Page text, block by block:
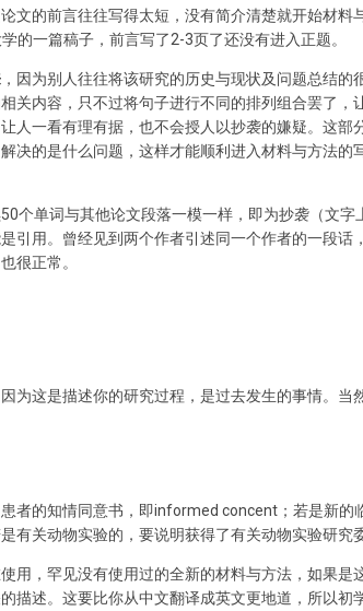
文的前言往往写得太短，没有简介清楚就开始材料
的一篇稿子，前言写了2-3页了还没有进入正题。
，因为别人往往将该研究的历史与现状及问题总结
关内容，只不过将句子进行不同的排列组合罢了，
人一看有理有据，也不会授人以抄袭的嫌疑。这部
决的是什么问题，这样才能顺利进入材料与方法的
个单词与其他论文段落一模一样，即为抄袭（文
引用。曾经见到两个作者引述同一个作者的一段话
很正常。
为这是描述你的研究过程，是过去发生的事情。当
者的知情同意书，即informed concent；若是新的
有关动物实验的，要说明获得了有关动物实验研究
用，罕见没有使用过的全新的材料与方法，如果是
描述。这要比你从中文翻译成英文更地道，所以初